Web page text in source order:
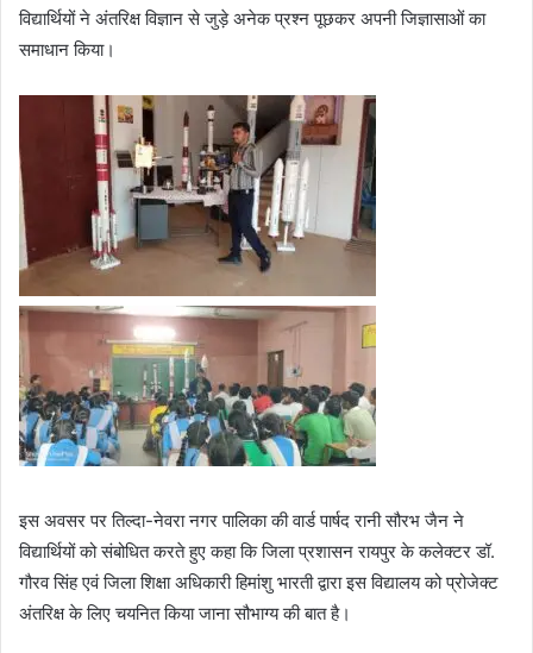
विद्यार्थियों ने अंतरिक्ष विज्ञान से जुड़े अनेक प्रश्न पूछकर अपनी जिज्ञासाओं का
समाधान किया।
इस अवसर पर तिल्दा-नेवरा नगर पालिका की वार्ड पार्षद रानी सौरभ जैन ने
विद्यार्थियों को संबोधित करते हुए कहा कि जिला प्रशासन रायपुर के कलेक्टर डॉ.
गौरव सिंह एवं जिला शिक्षा अधिकारी हिमांशु भारती द्वारा इस विद्यालय को प्रोजेक्ट
अंतरिक्ष के लिए चयनित किया जाना सौभाग्य की बात है।